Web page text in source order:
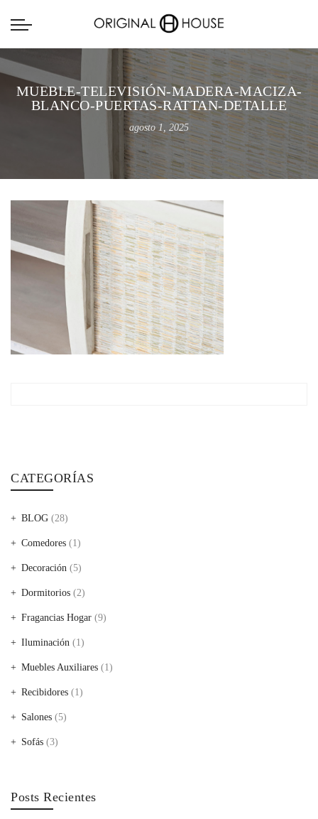
MUEBLE-TELEVISIÓN-MADERA-MACIZA-
BLANCO-PUERTAS-RATTAN-DETALLE
agosto 1, 2025
CATEGORÍAS
BLOG (28)
Comedores (1)
Decoración (5)
Dormitorios (2)
Fragancias Hogar (9)
Iluminación (1)
Muebles Auxiliares (1)
Recibidores (1)
Salones (5)
Sofás (3)
Posts Recientes